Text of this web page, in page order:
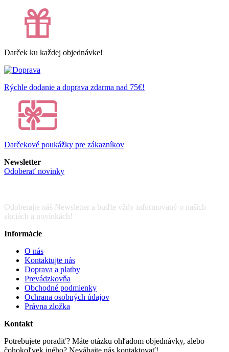
Darček ku každej objednávke!
Rýchle dodanie a doprava zdarma nad 75€!
Darčekové poukážky pre zákazníkov
Newsletter
Odoberať novinky
Odoberajte náš Newsletter a buďte vždy informovaný o našich
akciách a novinkách!
Informácie
O nás
Kontaktujte nás
Doprava a platby
Prevádzkovňa
Obchodné podmienky
Ochrana osobných údajov
Právna zložka
Kontakt
Potrebujete poradiť? Máte otázku ohľadom objednávky, alebo
čohokoľvek iného? Neváhajte nás kontaktovať!